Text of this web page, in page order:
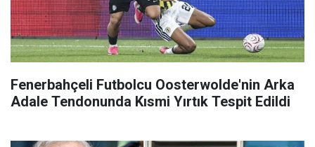
Fenerbahçeli Futbolcu Oosterwolde'nin Arka
Adale Tendonunda Kısmi Yırtık Tespit Edildi